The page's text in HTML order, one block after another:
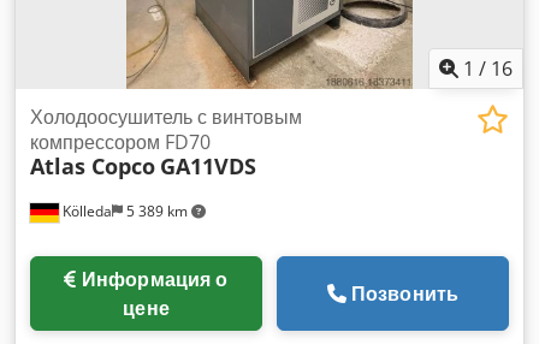
1 / 16
Kölleda 5 389 km
Холодоосушитель с винтовым
компрессором FD70
Atlas Copco GA11VDS
цене
Позвонить